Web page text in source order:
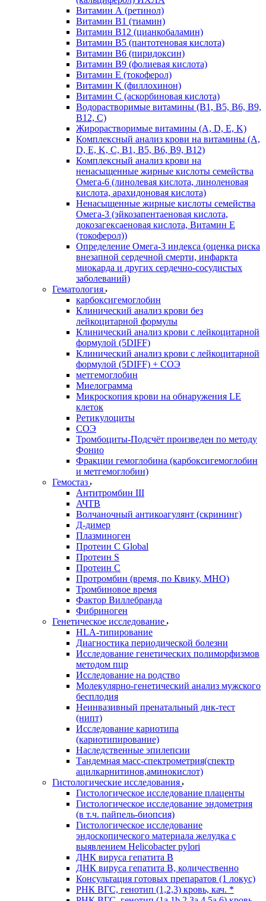
Витамин А (ретинол)
Витамин В1 (тиамин)
Витамин В12 (цианкобаламин)
Витамин В5 (пантотеновая кислота)
Витамин В6 (пиридоксин)
Витамин В9 (фолиевая кислота)
Витамин Е (токоферол)
Витамин К (филлохинон)
Витамин С (аскорбиновая кислота)
Водорастворимые витамины (B1, B5, B6, В9,
В12, С)
Жирорастворимые витамины (A, D, E, K)
Комплексный анализ крови на витамины (A,
D, E, K, C, B1, B5, B6, В9, B12)
Комплексный анализ крови на
ненасыщенные жирные кислоты семейства
Омега-6 (линолевая кислота, линоленовая
кислота, арахидоновая кислота)
Ненасыщенные жирные кислоты семейства
Омега-3 (эйкозапентаеновая кислота,
докозагексаеновая кислота, Витамин E
(токоферол))
Определение Омега-3 индекса (оценка риска
внезапной сердечной смерти, инфаркта
миокарда и других сердечно-сосудистых
заболеваний)
Гематология
карбоксигемоглобин
Клинический анализ крови без
лейкоцитарной формулы
Клинический анализ крови с лейкоцитарной
формулой (5DIFF)
Клинический анализ крови с лейкоцитарной
формулой (5DIFF) + СОЭ
метгемоглобин
Миелограмма
Микроскопия крови на обнаружения LE
клеток
Ретикулоциты
СОЭ
Тромбоциты-Подсчёт произведен по методу
Фонио
Фракции гемоглобина (карбоксигемоглобин
и метгемоглобин)
Гемостаз
Антитромбин III
АЧТВ
Волчаночный антикоагулянт (скрининг)
Д-димер
Плазминоген
Протеин C Global
Протеин S
Протеин С
Протромбин (время, по Квику, МНО)
Тромбиновое время
Фактор Виллебранда
Фибриноген
Генетическое исследование
HLA-типирование
Диагностика периодической болезни
Исследование генетических полиморфизмов
методом пцр
Исследование на родство
Молекулярно-генетический анализ мужского
бесплодия
Неинвазивный пренатальный днк-тест
(нипт)
Исследование кариотипа
(кариотипирование)
Наследственные эпилепсии
Тандемная масс-спектрометрия(спектр
ацилкарнитинов,аминокислот)
Гистологические исследования
Гистологическое исследование плаценты
Гистологическое исследование эндометрия
(в т.ч. пайпель-биопсия)
Гистологическое исследование
эндоскопического материала желудка с
выявлением Helicobacter pylori
ДНК вируса гепатита B
ДНК вируса гепатита B, количественно
Консультация готовых препаратов (1 локус)
РНК ВГC, генотип (1,2,3) кровь, кач. *